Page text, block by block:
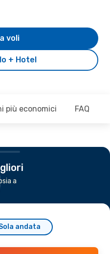
+ Hotel
voli
più economici FAQ
a
andata